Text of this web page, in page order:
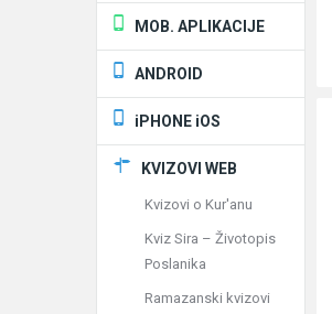
MOB. APLIKACIJE
ANDROID
iPHONE iOS
KVIZOVI WEB
Kvizovi o Kur'anu
Kviz Sira – Životopis
Poslanika
Ramazanski kvizovi